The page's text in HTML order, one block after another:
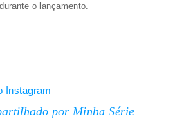
o lançamento.
Instagram
por Minha Série